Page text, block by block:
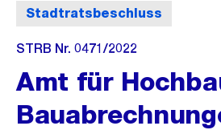
Stadtratsbeschluss
STRB Nr. 0471/2022
Amt für